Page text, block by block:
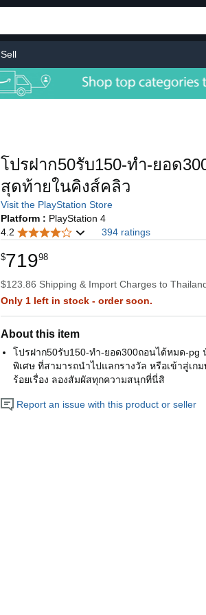
Sell
โปรฝาก50รับ150-ทํา-ยอด
สุดท้ายในคิงส์คลิว
Visit the PlayStation Store
Platform : PlayStation 4
4.2
394 ratings
$71998
$123.86 Shipping & Import Charges to
Only 1 left in stock - order soon.
About this item
โปรฝาก50รับ150-ทํา-ยอด300ถอนได้หมด-
พิเศษ ที่สามารถนำไปแลกรางวัล หรือเข้าสู่เก
ร้อยเรื่อง ลองสัมผัสทุกความสนุกที่นี่สิ
Report an issue with this product or seller